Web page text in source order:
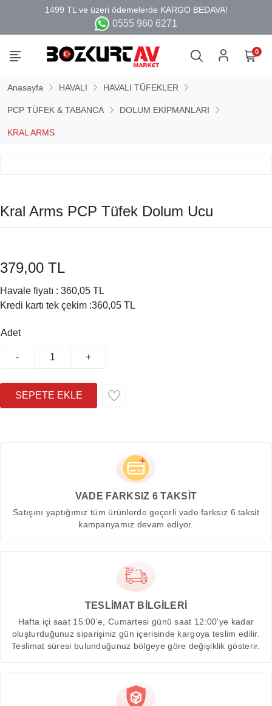
0555 960 6271
0
Anasayfa HAVALI HAVALI TÜFEKLER
PCP TÜFEK & TABANCA DOLUM EKİPMANLARI
KRAL ARMS
Kral Arms PCP Tüfek Dolum Ucu
379,00 TL
Havale fiyatı : 360,05 TL
Kredi kartı tek çekim :360,05 TL
Adet
- +
VADE FARKSIZ 6 TAKSİT
Satışını yaptığımız tüm ürünlerde geçerli vade farksız 6 taksit
kampanyamız devam ediyor.
TESLİMAT BİLGİLERİ
Hafta içi saat 15:00'e, Cumartesi günü saat 12:00'ye kadar
oluşturduğunuz siparişiniz gün içerisinde kargoya teslim edilir.
Teslimat süresi bulunduğunuz bölgeye göre değişiklik gösterir.